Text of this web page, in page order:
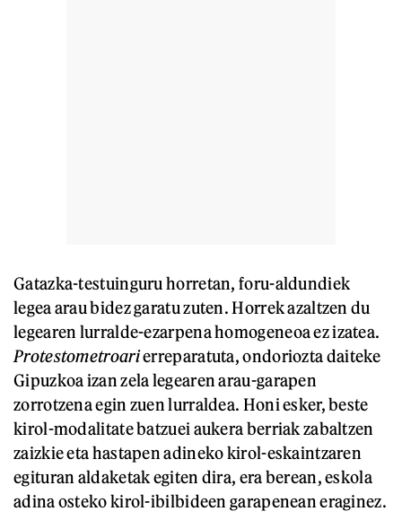
Gatazka-testuinguru horretan, foru-aldundiek
legea arau bidez garatu zuten. Horrek azaltzen du
legearen lurralde-ezarpena homogeneoa ez izatea.
Protestometroarierreparatuta, ondoriozta daiteke
Gipuzkoa izan zela legearen arau-garapen
zorrotzena egin zuen lurraldea. Honi esker, beste
kirol-modalitate batzuei aukera berriak zabaltzen
zaizkie eta hastapen adineko kirol-eskaintzaren
egituran aldaketak egiten dira, era berean, eskola
adina osteko kirol-ibilbideen garapenean eraginez.